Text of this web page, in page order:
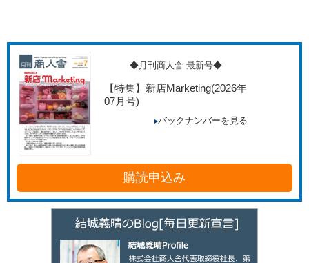
◆月刊商人舎 最新号◆
【特集】新店Marketing(2026年
07月号)
バックナンバーを見る
購読申込み